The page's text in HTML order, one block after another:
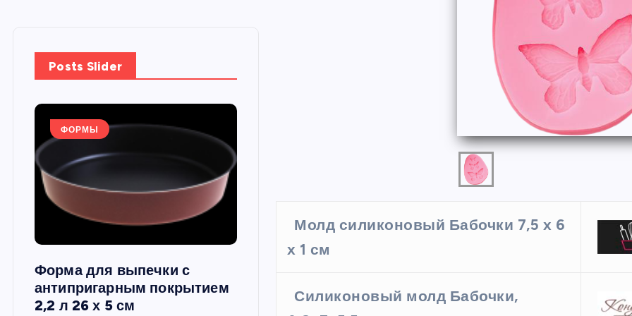
Posts Slider
ФОРМЫ
Форма для выпечки с
антипригарным покрытием
2,2 л 26 х 5 см
круглая, 22 х 6 см
выпечки 9 ячеек, рифленые
кексики
Молд силиконовый Бабочки 7,5 х 6
х 1 см
Силиконовый молд Бабочки,